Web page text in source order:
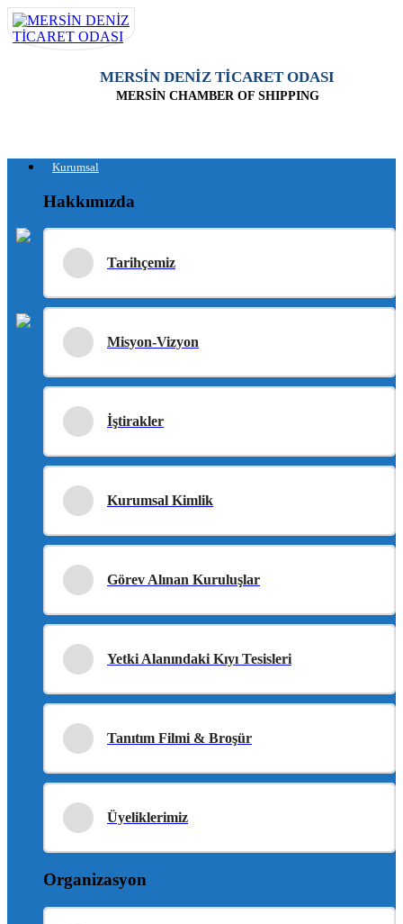
MERSİN DENİZ TİCARET ODASI
MERSİN CHAMBER OF SHIPPING
Kurumsal
Hakkımızda
Tarihçemiz
Misyon-Vizyon
İştirakler
Kurumsal Kimlik
Görev Alınan Kuruluşlar
Yetki Alanındaki Kıyı Tesisleri
Tanıtım Filmi & Broşür
Üyeliklerimiz
Organizasyon